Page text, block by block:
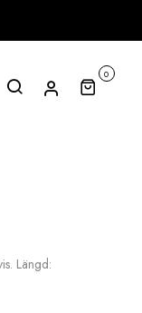
0
Längd: